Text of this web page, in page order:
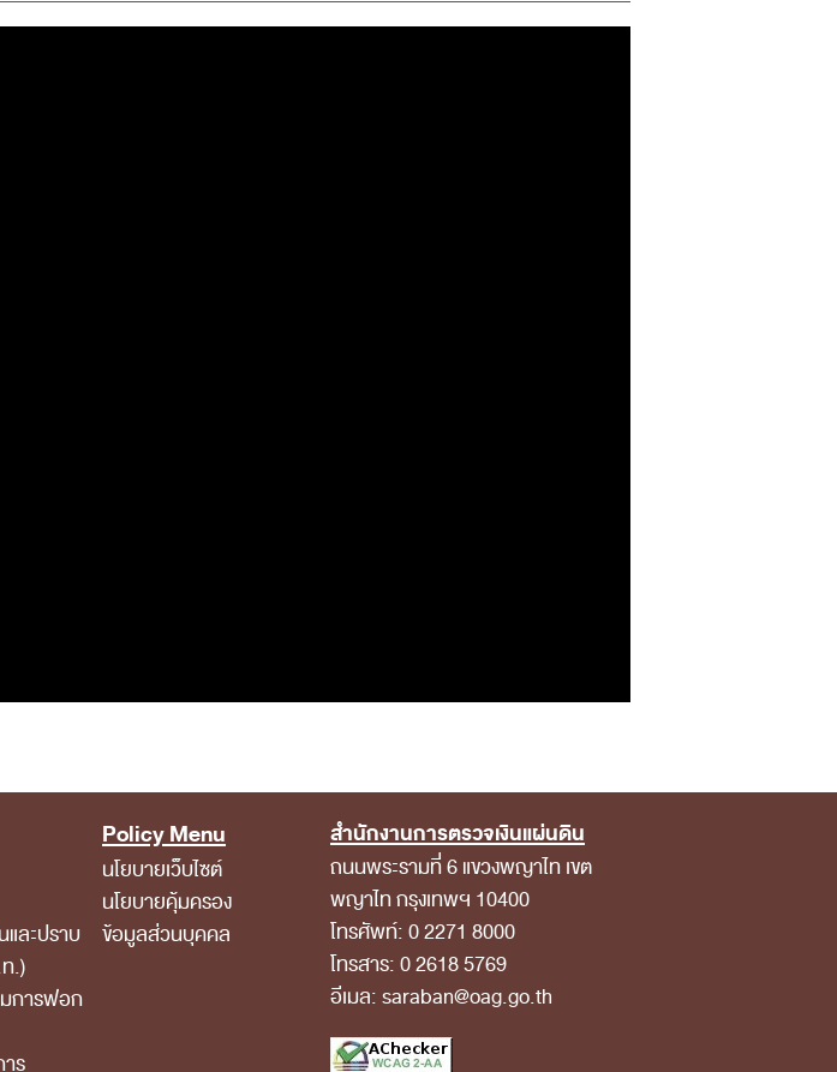
ละปราบ
.)
การฟอก
ร
Policy Menu
นโยบายเว็บไซต์
นโยบายคุ้มครอง
ข้อมูลส่วนบุคคล
สำนักงานการตรวจเงินแผ่นดิน
ถนนพระรามที่ 6 แขวงพญาไท เขต
พญาไท กรุงเทพฯ 10400
โทรศัพท์: 0 2271 8000
โทรสาร: 0 2618 5769
อีเมล: saraban@oag.go.th